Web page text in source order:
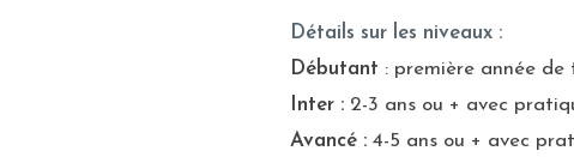
Détails sur les niveaux :
Débutant : première année de
Inter : 2-3 ans ou + avec
Avancé : 4-5 ans ou + avec